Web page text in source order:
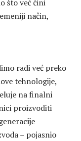
što već čini
način,
radi već preko
tehnologije,
na finalni
proizvoditi
– pojasnio